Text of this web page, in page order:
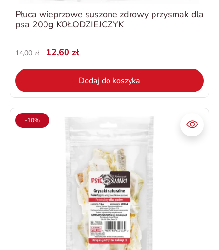
Płuca wieprzowe suszone zdrowy przysmak dla
psa 200g KOŁODZIEJCZYK
14,00 zł 12,60 zł
Dodaj do koszyka
-10%